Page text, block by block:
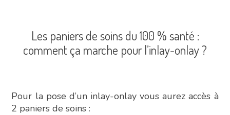
Les paniers de soins du 100 % santé :
comment ça marche pour l’inlay-onlay ?
Pour la pose d’un inlay-onlay vous aurez accès à
2 paniers de soins :